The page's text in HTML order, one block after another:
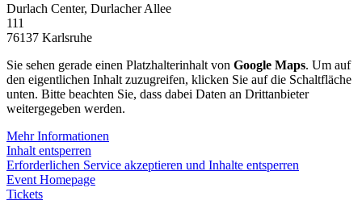
Durlach Center, Durlacher Allee
111
76137 Karlsruhe
Sie sehen gerade einen Platzhalterinhalt von Google Maps. Um auf
den eigentlichen Inhalt zuzugreifen, klicken Sie auf die Schaltfläche
unten. Bitte beachten Sie, dass dabei Daten an Drittanbieter
weitergegeben werden.
Mehr Informationen
Inhalt entsperren
Erforderlichen Service akzeptieren und Inhalte entsperren
Event Homepage
Tickets